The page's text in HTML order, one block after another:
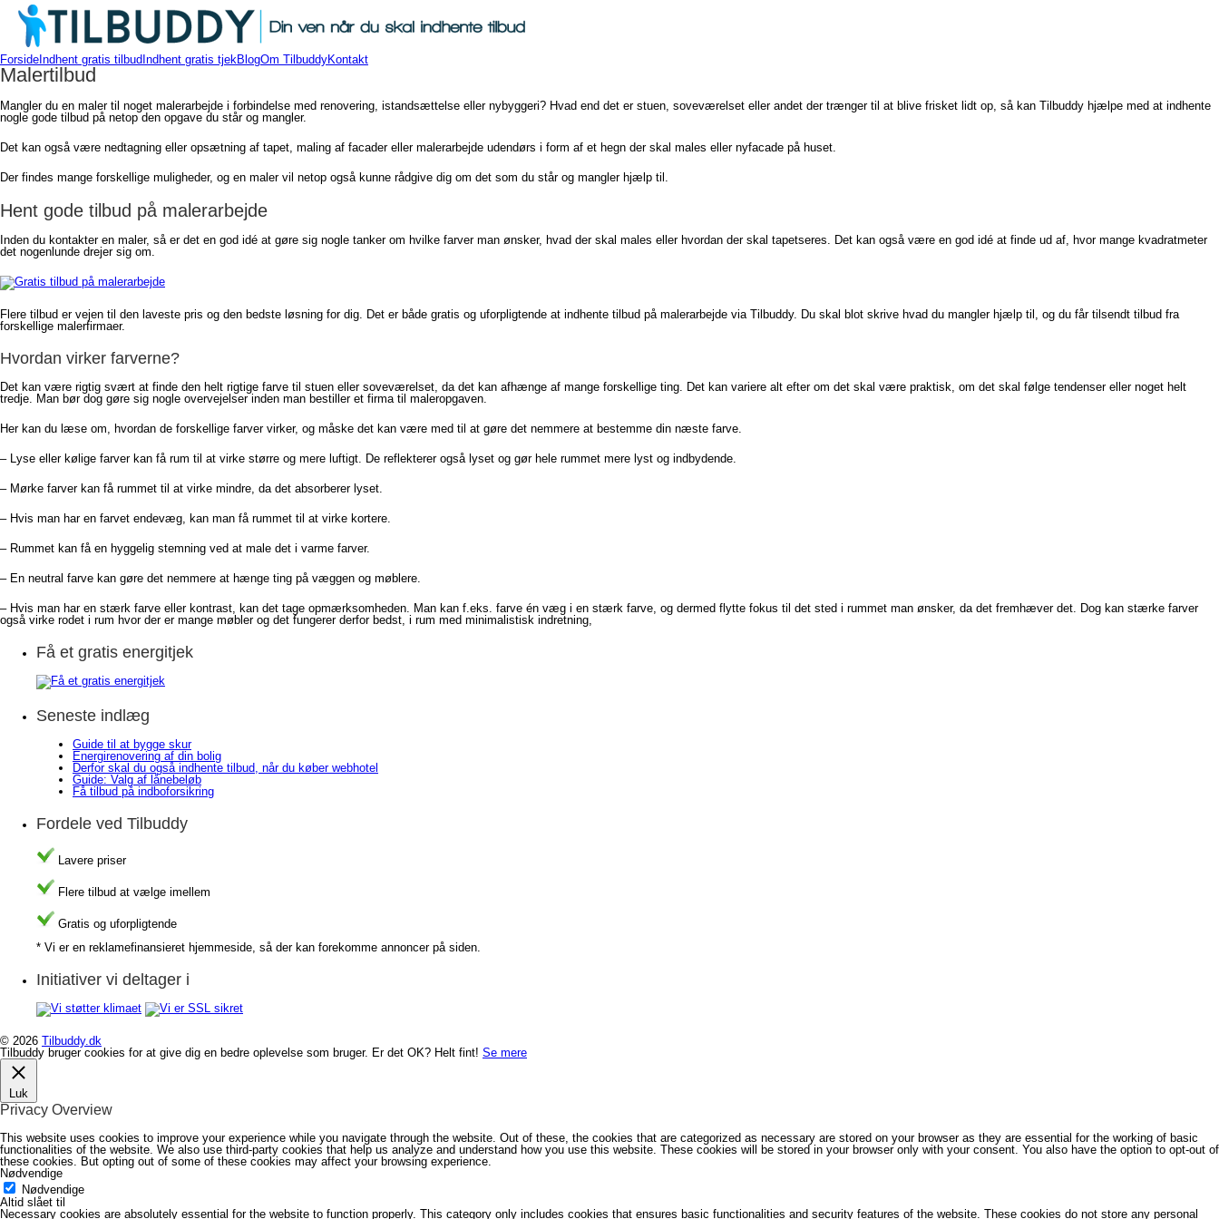
Forside Indhent gratis tilbud Indhent gratis tjekBlogOm TilbuddyKontakt
Malertilbud
Mangler du en maler til noget malerarbejde i forbindelse med renovering, istandsættelse eller nybyggeri? Hvad end det er stuen, soveværelset eller andet der trænger til at blive frisket lidt op, så kan Tilbuddy hjælpe med at indhente
nogle gode tilbud på netop den opgave du står og mangler.
Det kan også være nedtagning eller opsætning af tapet, maling af facader eller malerarbejde udendørs i form af et hegn der skal males eller nyfacade på huset.
Der findes mange forskellige muligheder, og en maler vil netop også kunne rådgive dig om det som du står og mangler hjælp til.
Hent gode tilbud på malerarbejde
Inden du kontakter en maler, så er det en god idé at gøre sig nogle tanker om hvilke farver man ønsker, hvad der skal males eller hvordan der skal tapetseres. Det kan også være en god idé at finde ud af, hvor mange kvadratmeter
det nogenlunde drejer sig om.
Flere tilbud er vejen til den laveste pris og den bedste løsning for dig. Det er både gratis og uforpligtende at indhente tilbud på malerarbejde via Tilbuddy. Du skal blot skrive hvad du mangler hjælp til, og du får tilsendt tilbud fra
forskellige malerfirmaer.
Hvordan virker farverne?
Det kan være rigtig svært at finde den helt rigtige farve til stuen eller soveværelset, da det kan afhænge af mange forskellige ting. Det kan variere alt efter om det skal være praktisk, om det skal følge tendenser eller noget helt
tredje. Man bør dog gøre sig nogle overvejelser inden man bestiller et firma til maleropgaven.
Her kan du læse om, hvordan de forskellige farver virker, og måske det kan være med til at gøre det nemmere at bestemme din næste farve.
– Lyse eller kølige farver kan få rum til at virke større og mere luftigt. De reflekterer også lyset og gør hele rummet mere lyst og indbydende.
– Mørke farver kan få rummet til at virke mindre, da det absorberer lyset.
– Hvis man har en farvet endevæg, kan man få rummet til at virke kortere.
– Rummet kan få en hyggelig stemning ved at male det i varme farver.
– En neutral farve kan gøre det nemmere at hænge ting på væggen og møblere.
– Hvis man har en stærk farve eller kontrast, kan det tage opmærksomheden. Man kan f.eks. farve én væg i en stærk farve, og dermed flytte fokus til det sted i rummet man ønsker, da det fremhæver det. Dog kan stærke farver
også virke rodet i rum hvor der er mange møbler og det fungerer derfor bedst, i rum med minimalistisk indretning,
Få et gratis energitjek
Seneste indlæg
Guide til at bygge skur
Energirenovering af din bolig
Derfor skal du også indhente tilbud, når du køber webhotel
Guide: Valg af lånebeløb
Få tilbud på indboforsikring
Fordele ved Tilbuddy
Lavere priser
Flere tilbud at vælge imellem
Gratis og uforpligtende
* Vi er en reklamefinansieret hjemmeside, så der kan forekomme annoncer på siden.
Initiativer vi deltager i
© 2026 Tilbuddy.dk
Tilbuddy bruger cookies for at give dig en bedre oplevelse som bruger. Er det OK? Helt fint! Se mere
Luk
Privacy Overview
This website uses cookies to improve your experience while you navigate through the website. Out of these, the cookies that are categorized as necessary are stored on your browser as they are essential for the working of basic
functionalities of the website. We also use third-party cookies that help us analyze and understand how you use this website. These cookies will be stored in your browser only with your consent. You also have the option to opt-out of
these cookies. But opting out of some of these cookies may affect your browsing experience.
Nødvendige
Nødvendige
Altid slået til
Necessary cookies are absolutely essential for the website to function properly. This category only includes cookies that ensures basic functionalities and security features of the website. These cookies do not store any personal